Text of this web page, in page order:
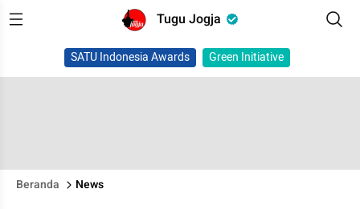
Tugu Jogja
SATU Indonesia Awards Green Initiative
Beranda News